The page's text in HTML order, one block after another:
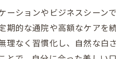
ーションやビジネスシーン
期的な通院や高額なケアを
理なく習慣化し、自然な白